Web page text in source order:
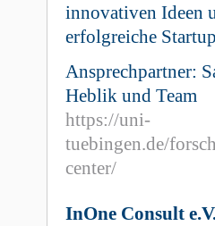
innovativen Ideen
erfolgreiche
Ansprechpartner:
Heblik und Team
https://uni-
tuebingen.de/
center/
InOne Consult